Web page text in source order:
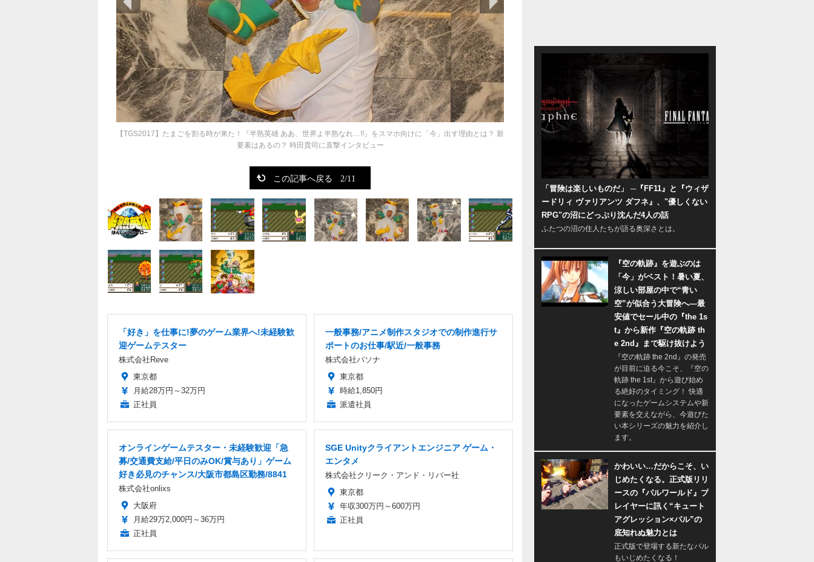
【TGS2017】たまごを割る時が来た！『半熟英雄 ああ、世界よ半熟なれ…!!』をスマホ向けに「今」出す理由とは？ 新
要素はあるの？ 時田貴司に直撃インタビュー
この記事へ戻る 2/11
「好き」を仕事に!夢のゲーム業界へ!未経験歓
迎ゲームテスター
株式会社Reve
東京都
月給28万円～32万円
正社員
一般事務/アニメ制作スタジオでの制作進行サ
ポートのお仕事/駅近/一般事務
株式会社パソナ
東京都
時給1,850円
派遣社員
オンラインゲームテスター・未経験歓迎「急
募/交通費支給/平日のみOK/賞与あり」ゲーム
好き必見のチャンス/大阪市都島区勤務/8841
株式会社onlixs
大阪府
月給29万2,000円～36万円
正社員
SGE Unityクライアントエンジニア ゲーム・
エンタメ
株式会社クリーク・アンド・リバー社
東京都
年収300万円～600万円
正社員
「冒険は楽しいものだ」 ─『FF11』と『ウィザ
ードリィ ヴァリアンツ ダフネ』、"優しくない
RPG"の沼にどっぷり沈んだ4人の話
ふたつの沼の住人たちが語る奥深さとは。
『空の軌跡』を遊ぶのは
「今」がベスト！暑い夏、
涼しい部屋の中で“青い
空”が似合う大冒険へ―最
安値でセール中の『the 1s
t』から新作『空の軌跡 th
e 2nd』まで駆け抜けよう
『空の軌跡 the 2nd』の発売
が目前に迫る今こそ、『空の
軌跡 the 1st』から遊び始め
る絶好のタイミング！ 快適
になったゲームシステムや新
要素を交えながら、今遊びた
い本シリーズの魅力を紹介し
ます。
かわいい…だからこそ、い
じめたくなる。正式版リリ
ースの『パルワールド』プ
レイヤーに訊く“キュート
アグレッション×パル”の
底知れぬ魅力とは
正式版で登場する新たなパル
もいじめたくなる！